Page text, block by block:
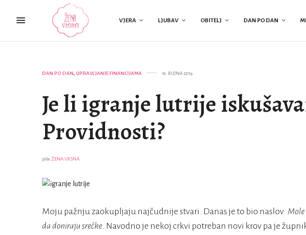
VJERA LJUBAV OBITELJ DAN PO DAN
DAN PO DAN, UPRAVLJANJE FINANCIJAMA 16. RUJNA 2019.
Je li igranje lutrije
Providnosti?
piše ŽENA VRSNA
Moju pažnju zaokupljaju najčudnije stvari. Danas je to bio naslov:
da doniraju srećke. Navodno je nekoj crkvi potreban novi krov pa je